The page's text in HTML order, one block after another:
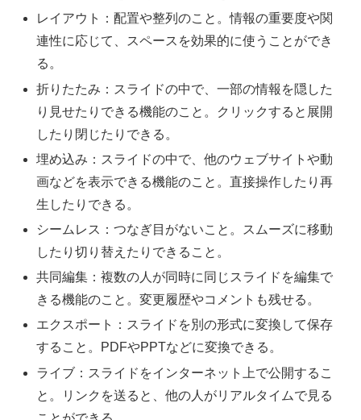
レイアウト：配置や整列のこと。情報の重要度や関
連性に応じて、スペースを効果的に使うことができ
る。
折りたたみ：スライドの中で、一部の情報を隠した
り見せたりできる機能のこと。クリックすると展開
したり閉じたりできる。
埋め込み：スライドの中で、他のウェブサイトや動
画などを表示できる機能のこと。直接操作したり再
生したりできる。
シームレス：つなぎ目がないこと。スムーズに移動
したり切り替えたりできること。
共同編集：複数の人が同時に同じスライドを編集で
きる機能のこと。変更履歴やコメントも残せる。
エクスポート：スライドを別の形式に変換して保存
すること。PDFやPPTなどに変換できる。
ライブ：スライドをインターネット上で公開するこ
と。リンクを送ると、他の人がリアルタイムで見る